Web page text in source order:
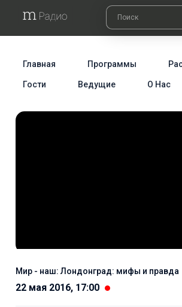
Главная Программы
Гости Ведущие О Нас
Мир - наш: Лондонград: мифы и правда
22 мая 2016, 17:00